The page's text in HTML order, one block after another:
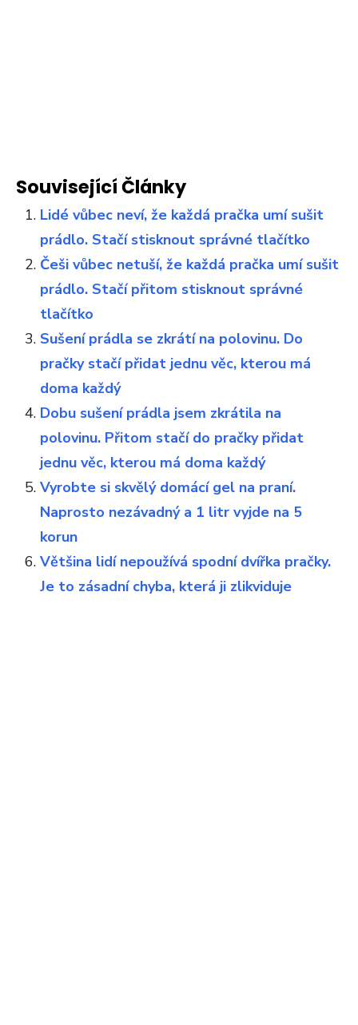
Související Články
Lidé vůbec neví, že každá pračka umí sušit
prádlo. Stačí stisknout správné tlačítko
Češi vůbec netuší, že každá pračka umí sušit
prádlo. Stačí přitom stisknout správné
tlačítko
Sušení prádla se zkrátí na polovinu. Do
pračky stačí přidat jednu věc, kterou má
doma každý
Dobu sušení prádla jsem zkrátila na
polovinu. Přitom stačí do pračky přidat
jednu věc, kterou má doma každý
Vyrobte si skvělý domácí gel na praní.
Naprosto nezávadný a 1 litr vyjde na 5
korun
Většina lidí nepoužívá spodní dvířka pračky.
Je to zásadní chyba, která ji zlikviduje